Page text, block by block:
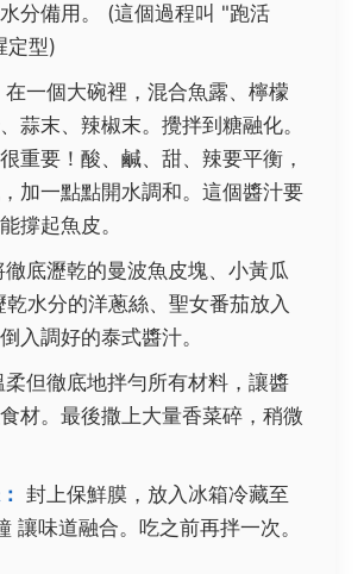
分備用。 (這個過程叫 "跑活
定型)
在一個大碗裡，混合魚露、檸檬
蒜末、辣椒末。攪拌到糖融化。
重要！酸、鹹、甜、辣要平衡，
加一點點開水調和。這個醬汁要
撐起魚皮。
徹底瀝乾的曼波魚皮塊、小黃瓜
水分的洋蔥絲、聖女番茄放入
入調好的泰式醬汁。
柔但徹底地拌勻所有材料，讓醬
材。最後撒上大量香菜碎，稍微
封上保鮮膜，放入冰箱冷藏至
讓味道融合。吃之前再拌一次。